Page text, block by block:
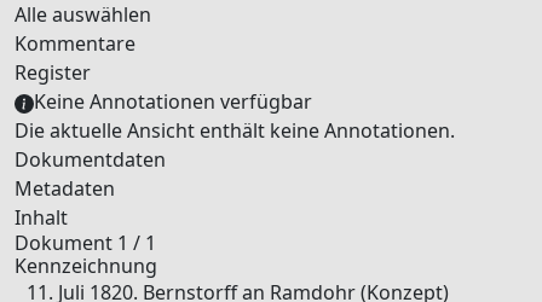
Alle auswählen
Kommentare
Register
Keine Annotationen verfügbar
Die aktuelle Ansicht enthält keine Annotationen.
Dokumentdaten
Metadaten
Inhalt
Dokument 1 / 1
Kennzeichnung
11. Juli 1820. Bernstorff an Ramdohr (Konzept)